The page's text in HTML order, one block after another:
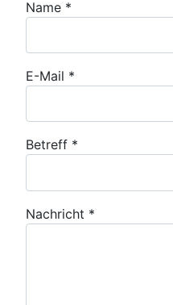
Name *
E-Mail *
Betreff *
Nachricht *